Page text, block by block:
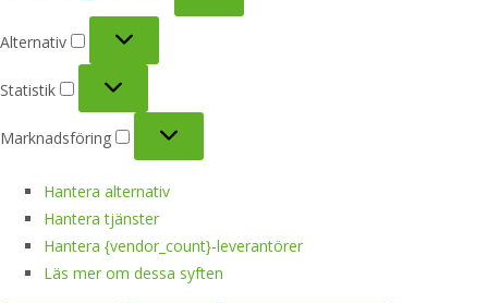
Alternativ
Statistik
Marknadsföring
Hantera alternativ
Hantera tjänster
Hantera {vendor_count}-leverantörer
Läs mer om dessa syften